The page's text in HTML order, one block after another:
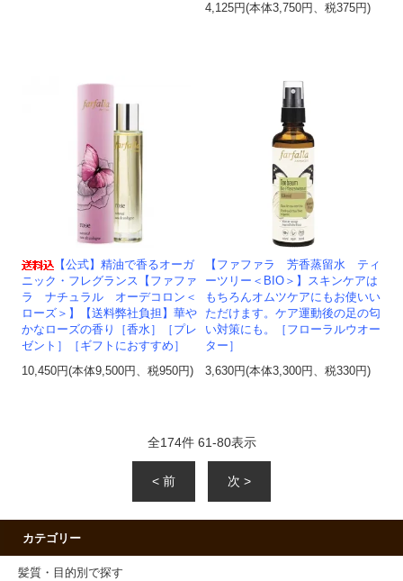
4,125円(本体3,750円、税375円)
【公式】精油で香るオーガ
ニック・フレグランス【ファファ
ラ ナチュラル オーデコロン＜
ローズ＞】【送料弊社負担】華や
かなローズの香り［香水］［プレ
ゼント］［ギフトにおすすめ］
10,450円(本体9,500円、税950円)
【ファファラ 芳香蒸留水 ティ
ーツリー＜BIO＞】スキンケアは
もちろんオムツケアにもお使いい
ただけます。ケア運動後の足の匂
い対策にも。［フローラルウオー
ター］
3,630円(本体3,300円、税330円)
全174件 61-80表示
< 前 次 >
カテゴリー
髪質・目的別で探す